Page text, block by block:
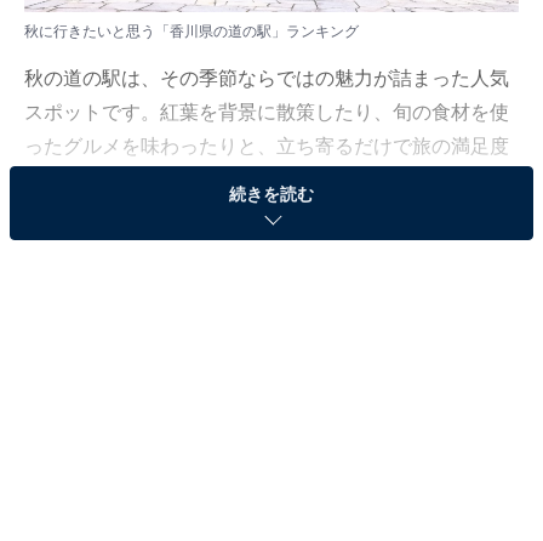
秋に行きたいと思う「香川県の道の駅」ランキング
秋の道の駅は、その季節ならではの魅力が詰まった人気
スポットです。紅葉を背景に散策したり、旬の食材を使
ったグルメを味わったりと、立ち寄るだけで旅の満足度
がぐっと高まります。自然と地域の魅力を同時に堪能で
きる秋にぴったりの道の駅を紹介します。
続きを読む